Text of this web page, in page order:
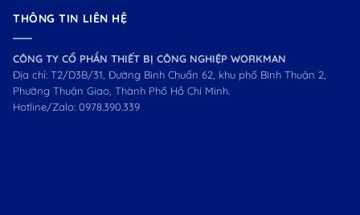
THÔNG TIN LIÊN HỆ
CÔNG TY CỔ PHẦN THIẾT BỊ CÔNG NGHIỆP WORKMAN
Địa chỉ: T2/D3B/31, Đường Bình Chuẩn 62, khu phố Bình Thuận 2,
Phường Thuận Giao, Thành Phố Hồ Chí Minh.
Hotline/Zalo: 0978.390.339